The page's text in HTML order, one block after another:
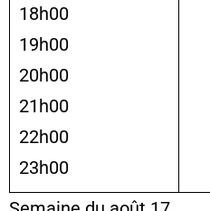
18h00
19h00
20h00
21h00
22h00
23h00